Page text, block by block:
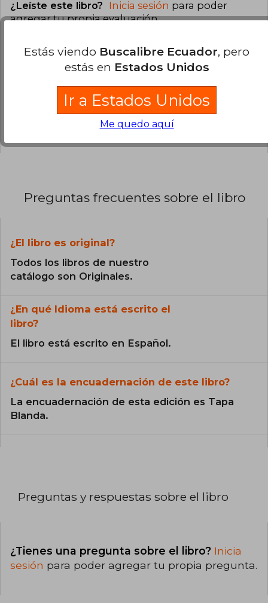
¿Leíste este libro? Inicia sesión para poder
agregar tu propia evaluación.
0% (0)
0% (0)
0% (0)
0% (0)
0% (0)
Preguntas frecuentes sobre el libro
¿El libro es original?
Todos los libros de nuestro
catálogo son Originales.
¿En qué Idioma está escrito el
libro?
El libro está escrito en Español.
¿Cuál es la encuadernación de este libro?
La encuadernación de esta edición es Tapa
Blanda.
Preguntas y respuestas sobre el libro
¿Tienes una pregunta sobre el libro? Inicia
sesión para poder agregar tu propia pregunta.
Estás viendo Buscalibre Ecuador, pero
estás en Estados Unidos
Ir a Estados Unidos
Me quedo aquí